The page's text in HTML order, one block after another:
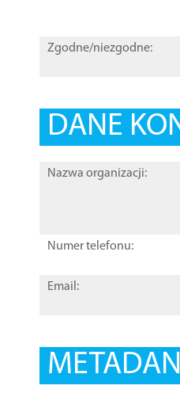
Zgodne/niezgodne:
DANE
Nazwa organizacji:
Numer telefonu:
Email: